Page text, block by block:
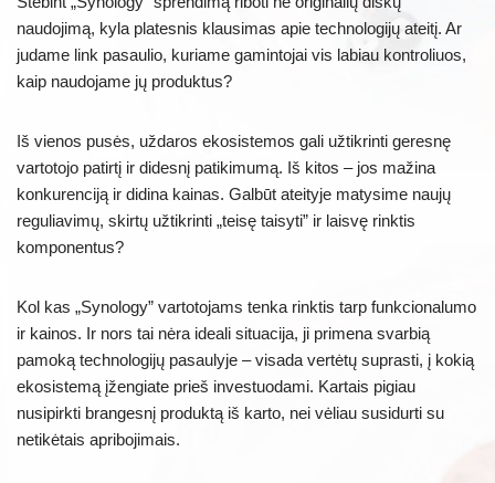
naudojimą, kyla platesnis klausimas apie technologijų ateitį. Ar
judame link pasaulio, kuriame gamintojai vis labiau kontroliuos,
kaip naudojame jų produktus?
Iš vienos pusės, uždaros ekosistemos gali užtikrinti geresnę
vartotojo patirtį ir didesnį patikimumą. Iš kitos – jos mažina
konkurenciją ir didina kainas. Galbūt ateityje matysime naujų
reguliavimų, skirtų užtikrinti „teisę taisyti” ir laisvę rinktis
komponentus?
Kol kas „Synology” vartotojams tenka rinktis tarp funkcionalumo
ir kainos. Ir nors tai nėra ideali situacija, ji primena svarbią
pamoką technologijų pasaulyje – visada vertėtų suprasti, į kokią
ekosistemą įžengiate prieš investuodami. Kartais pigiau
nusipirkti brangesnį produktą iš karto, nei vėliau susidurti su
netikėtais apribojimais.